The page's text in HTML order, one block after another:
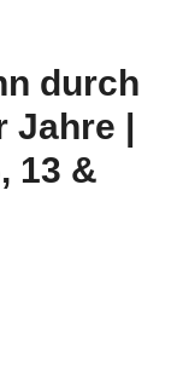
durch
|
13 &